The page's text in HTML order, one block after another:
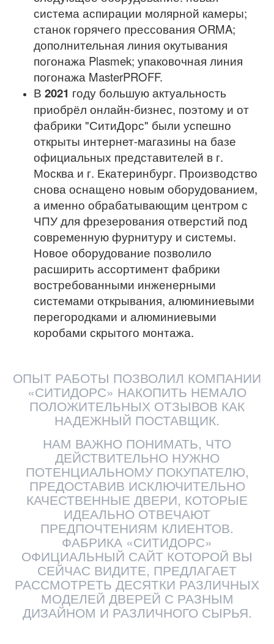
система аспирации молярной камеры;
станок горячего прессования ORMA;
дополнительная линия окутывания
погонажа Plasmek; упаковочная линия
погонажа MasterPROFF.
В 2021 году большую актуальность
приобрёл онлайн-бизнес, поэтому и от
фабрики "СитиДорс" были успешно
открыты интернет-магазины на базе
официальных представителей в г.
Москва и г. Екатеринбург. Производство
снова оснащено новым оборудованием,
а именно обрабатывающим центром с
ЧПУ для фрезерования отверстий под
современную фурнитуру и системы.
Новое оборудование позволило
расширить ассортимент фабрики
востребованными инженерными
системами открывания, алюминиевыми
перегородками и алюминиевыми
коробами скрытого монтажа.
ОПЫТ РАБОТЫ ПОЗВОЛИЛ КОМПАНИИ
«СИТИДОРС» НАКОПИТЬ НЕМАЛО
ПОЛОЖИТЕЛЬНЫХ ОТЗЫВОВ КАК
НАДЕЖНЫЙ ПОСТАВЩИК.
НАМ ВАЖНО ПОНИМАТЬ, ЧТО
ДЕЙСТВИТЕЛЬНО НУЖНО
ПОТЕНЦИАЛЬНОМУ ПОКУПАТЕЛЮ,
ПРЕДОСТАВИВ ИСКЛЮЧИТЕЛЬНО
КАЧЕСТВЕННЫЕ ДВЕРИ, КОТОРЫЕ
ИДЕАЛЬНО ОТВЕЧАЮТ
ПРЕДПОЧТЕНИЯМ КЛИЕНТОВ.
ФАБРИКА «СИТИДОРС»
ОФИЦИАЛЬНЫЙ САЙТ КОТОРОЙ ВЫ
СЕЙЧАС ВИДИТЕ, ПРЕДЛАГАЕТ
РАССМОТРЕТЬ ДЕСЯТКИ РАЗЛИЧНЫХ
МОДЕЛЕЙ ДВЕРЕЙ С РАЗНЫМ
ДИЗАЙНОМ И РАЗЛИЧНОГО СЫРЬЯ.